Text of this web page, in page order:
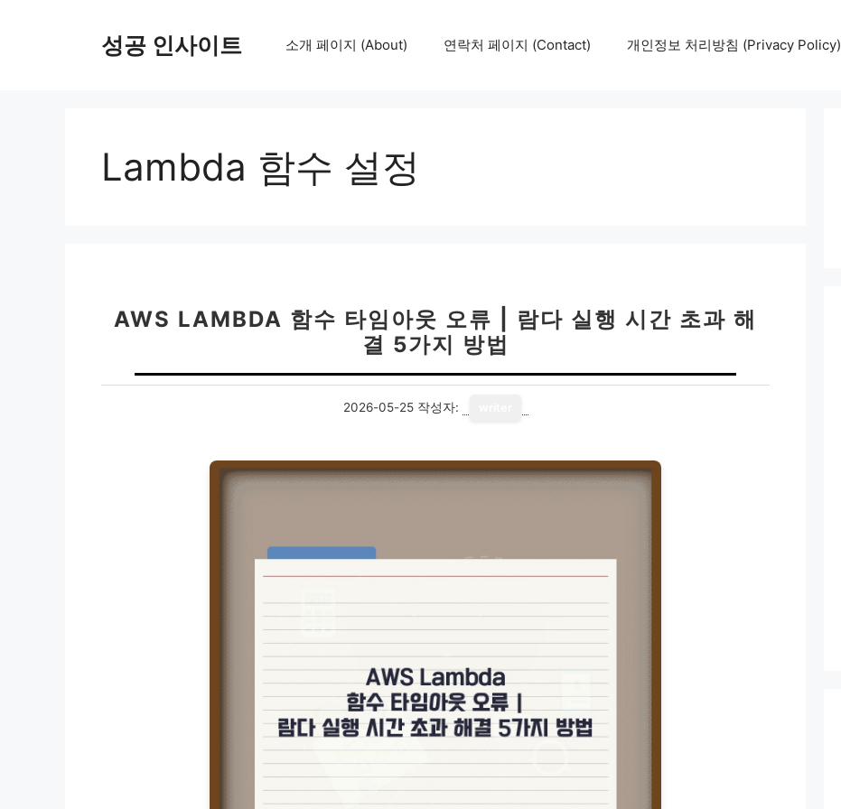
성공 인사이트 소개 페이지 (About) 연락처 페이지 (Contact) 개인정보 처리방침 (Privacy Policy)
Lambda 함수 설정
AWS LAMBDA 함수 타임아웃 오류 | 람다 실행 시간 초과 해
결 5가지 방법
2026-05-25 작성자: